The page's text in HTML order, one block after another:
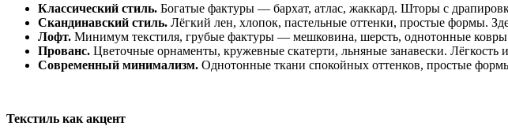
Классический стиль. Богатые фактуры — бархат, атлас, жаккард. Шторы с
Скандинавский стиль. Лёгкий лен, хлопок, пастельные оттенки, простые формы.
Лофт. Минимум текстиля, грубые фактуры — мешковина, шерсть, однотонные
Прованс. Цветочные орнаменты, кружевные скатерти, льняные занавески. Лёгкость
Современный минимализм. Однотонные ткани спокойных оттенков, простые
Текстиль как акцент